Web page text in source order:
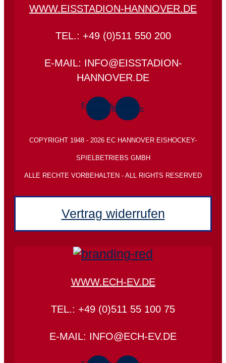
WWW.EISSTADION-HANNOVER.DE
TEL.: +49 (0)511 550 200
E-MAIL: INFO@EISSTADION-
HANNOVER.DE
Facebook-Instagram
COPYRIGHT 1948 - 2026 EC HANNOVER EISHOCKEY-
SPIELBETRIEBS GMBH
ALLE RECHTE VORBEHALTEN - ALL RIGHTS RESERVED
Vertrag widerrufen
WWW.ECH-EV.DE
TEL.: +49 (0)511 55 100 75
E-MAIL: INFO@ECH-EV.DE